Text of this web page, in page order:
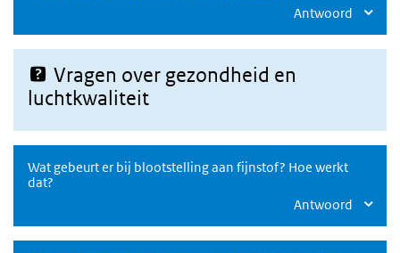
Antwoord
Vragen over gezondheid en
luchtkwaliteit
Wat gebeurt er bij blootstelling aan fijnstof? Hoe werkt
dat?
Antwoord